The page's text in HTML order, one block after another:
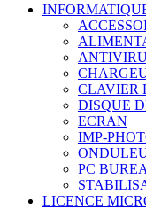
CLAVIER
DISQUE
ECRAN
IMP-
PC
LICENCE